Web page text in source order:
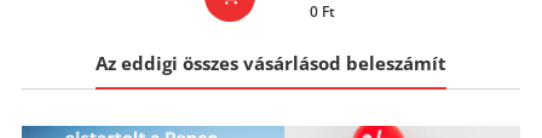
0 Ft
Az eddigi összes vásárlásod beleszámít